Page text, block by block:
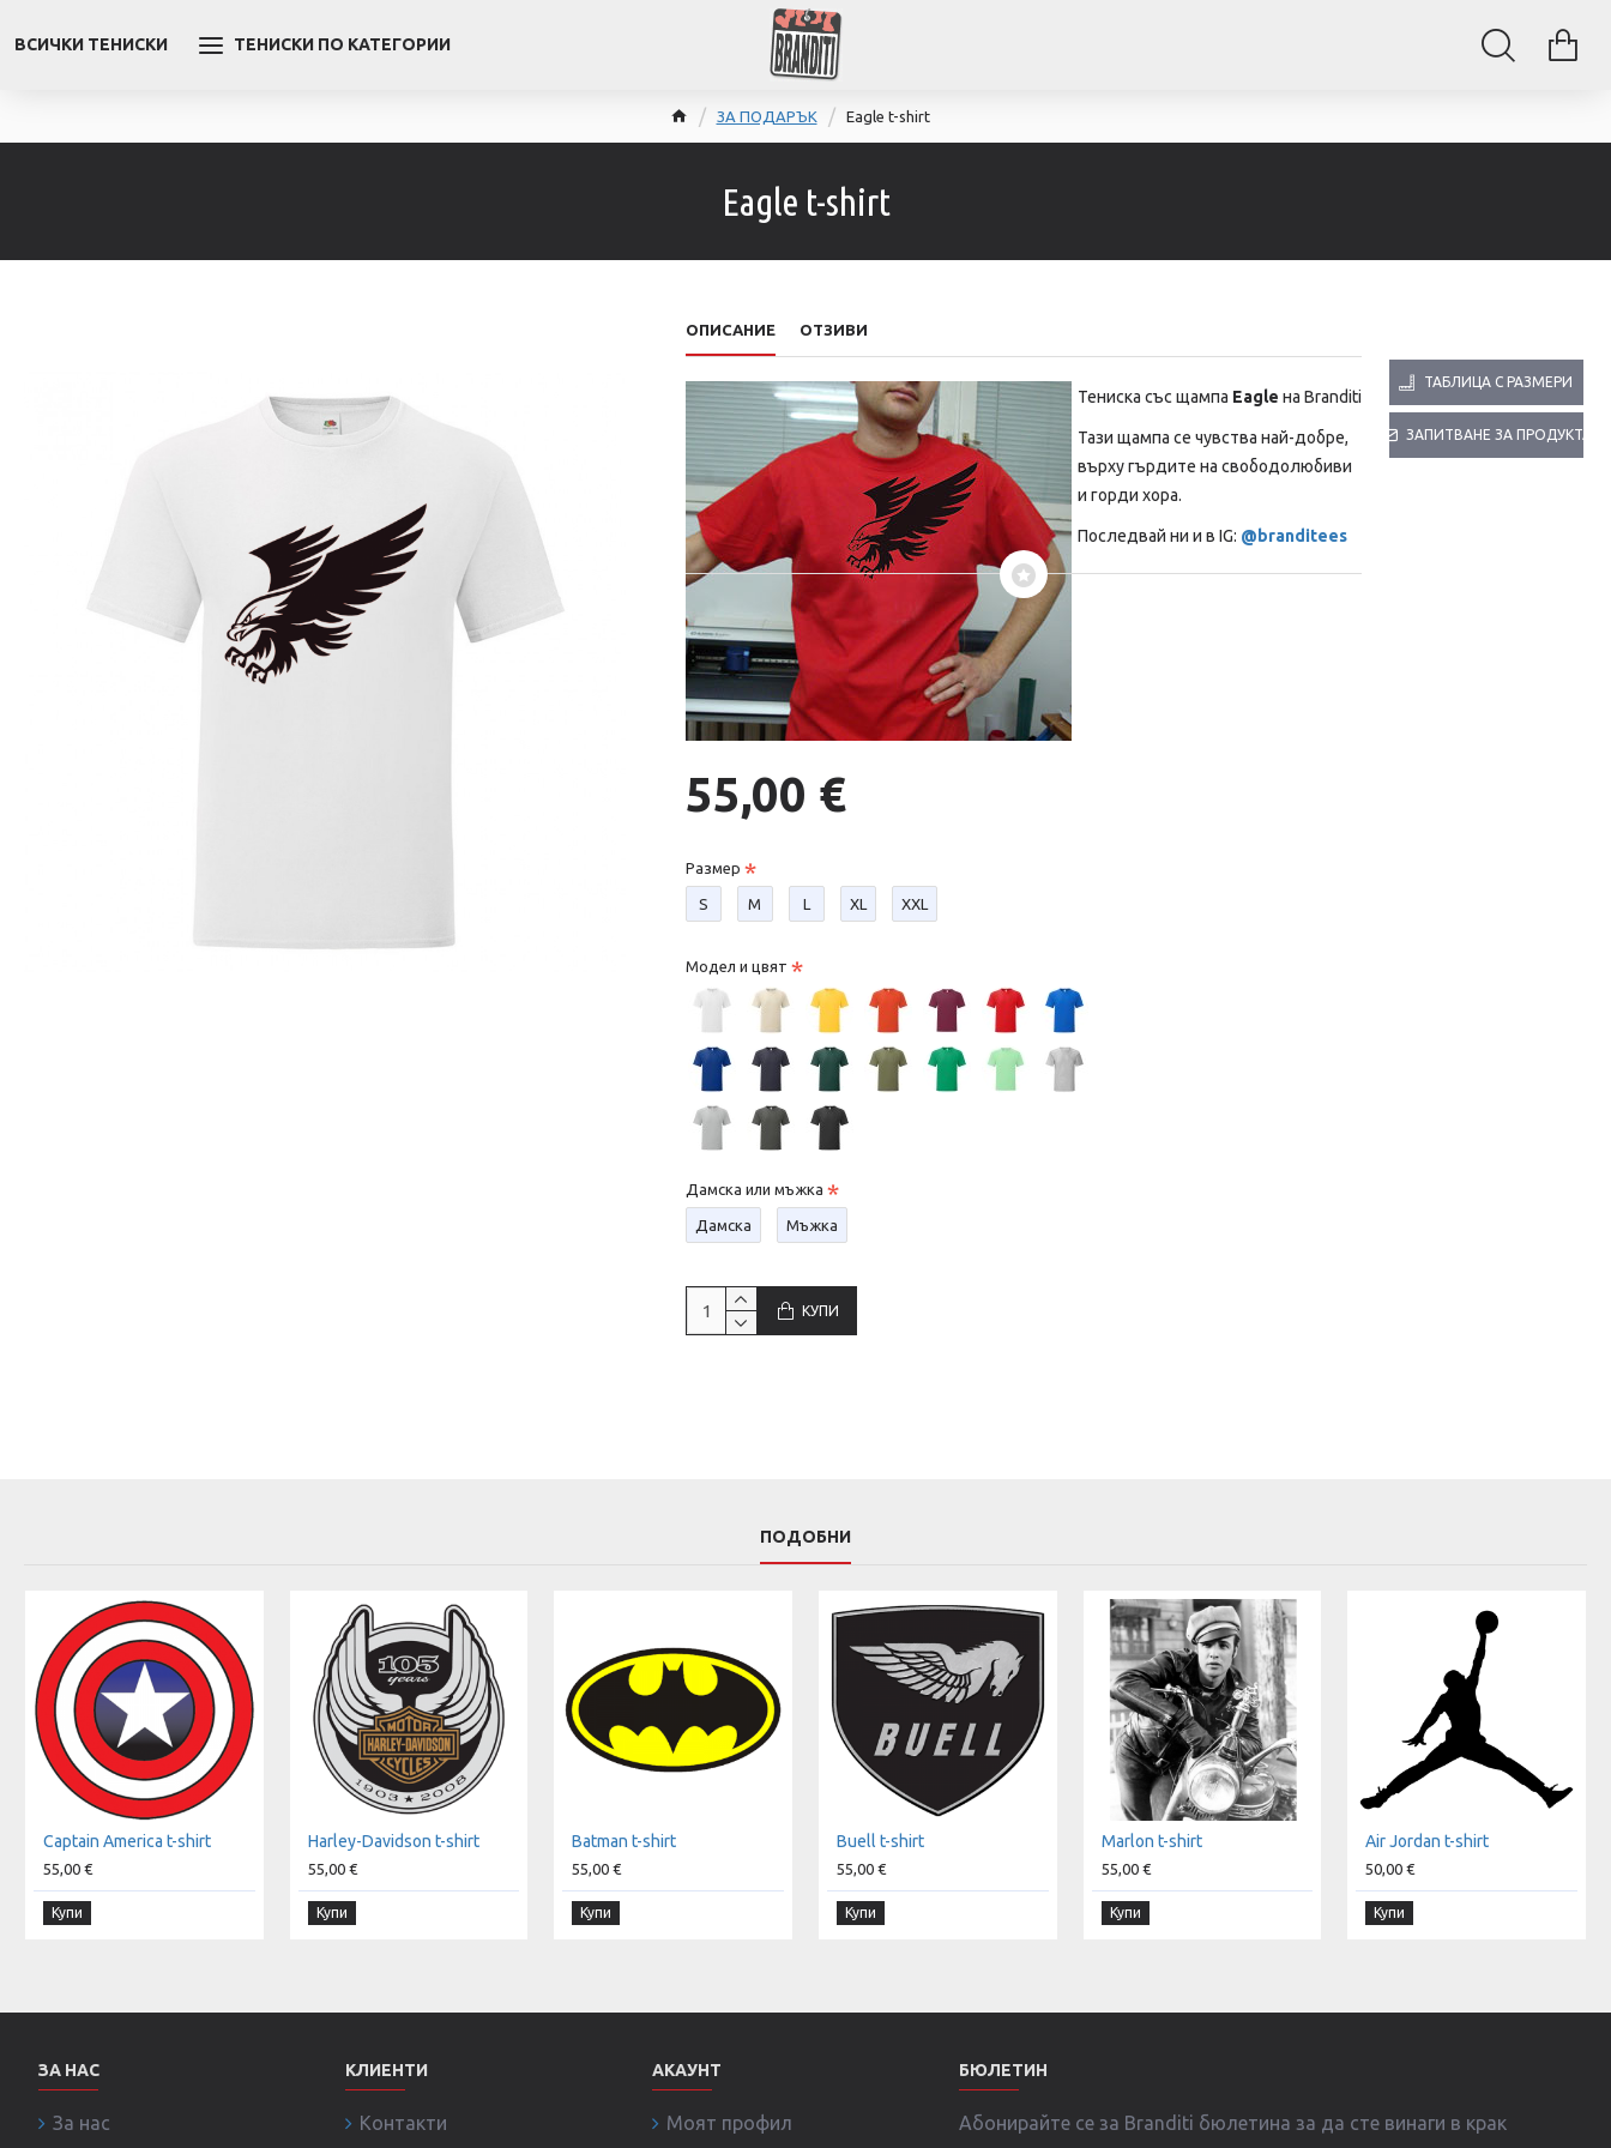
ВСИЧКИ ТЕНИСКИ ТЕНИСКИ ПО КАТЕГОРИИ
ЗА ПОДАРЪК Eagle t-shirt
Eagle t-shirt
ОПИСАНИЕ ОТЗИВИ
Тениска със щампа Eagle на Branditi
Тази щампа се чувства най-добре,
върху гърдите на свободолюбиви
и горди хора.
Последвай ни и в IG: @branditees
ТАБЛИЦА С РАЗМЕРИ
ЗАПИТВАНЕ ЗА ПРОДУКТА
55,00 €
Размер
S М L XL XXL
Модел и цвят
Дамска или мъжка
Дамска Мъжка
КУПИ
ПОДОБНИ
Captain America t-shirt
55,00 €
Купи
Harley-Davidson t-shirt
55,00 €
Купи
Batman t-shirt
55,00 €
Купи
Buell t-shirt
55,00 €
Купи
Marlon t-shirt
55,00 €
Купи
Air Jordan t-shirt
50,00 €
Купи
ЗА НАС
За нас
КЛИЕНТИ
Контакти
АКАУНТ
Моят профил
БЮЛЕТИН
Абонирайте се за Branditi бюлетина за да сте винаги в крак